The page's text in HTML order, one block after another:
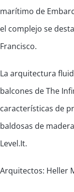
marítimo de
el complejo se
Francisco.
La arquitectura
balcones de The
características de
baldosas de
Level.It.
Arquitectos: Heller